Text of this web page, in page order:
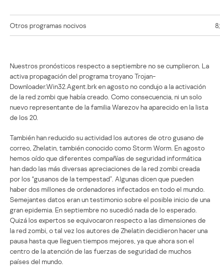
Otros programas nocivos
Nuestros pronósticos respecto a septiembre no se cumplieron. La
activa propagación del programa troyano Trojan-
Downloader.Win32.Agent.brk en agosto no condujo a la activación
de la red zombi que había creado. Como consecuencia, ni un solo
nuevo representante de la familia Warezov ha aparecido en la lista
de los 20.
También han reducido su actividad los autores de otro gusano de
correo, Zhelatin, también conocido como Storm Worm. En agosto
hemos oído que diferentes compañías de seguridad informática
han dado las más diversas apreciaciones de la red zombi creada
por los “gusanos de la tempestad”. Algunas dicen que pueden
haber dos millones de ordenadores infectados en todo el mundo.
Semejantes datos eran un testimonio sobre el posible inicio de una
gran epidemia. En septiembre no sucedió nada de lo esperado.
Quizá los expertos se equivocaron respecto a las dimensiones de
la red zombi, o tal vez los autores de Zhelatin decidieron hacer una
pausa hasta que lleguen tiempos mejores, ya que ahora son el
centro de la atención de las fuerzas de seguridad de muchos
países del mundo.